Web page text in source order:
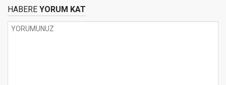
HABERE YORUM KAT